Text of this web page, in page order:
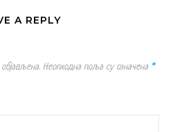
A REPLY
Неопходна поља су означена *